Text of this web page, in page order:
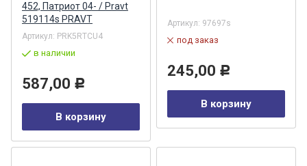
452, Патриот 04- / Pravt
519114s PRAVT
Артикул: PRK5RTCU4
в наличии
587,00 Р
В корзину
Артикул: 97697s
под заказ
245,00 Р
В корзину